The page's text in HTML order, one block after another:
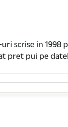
scrise in 1998
pret pui pe